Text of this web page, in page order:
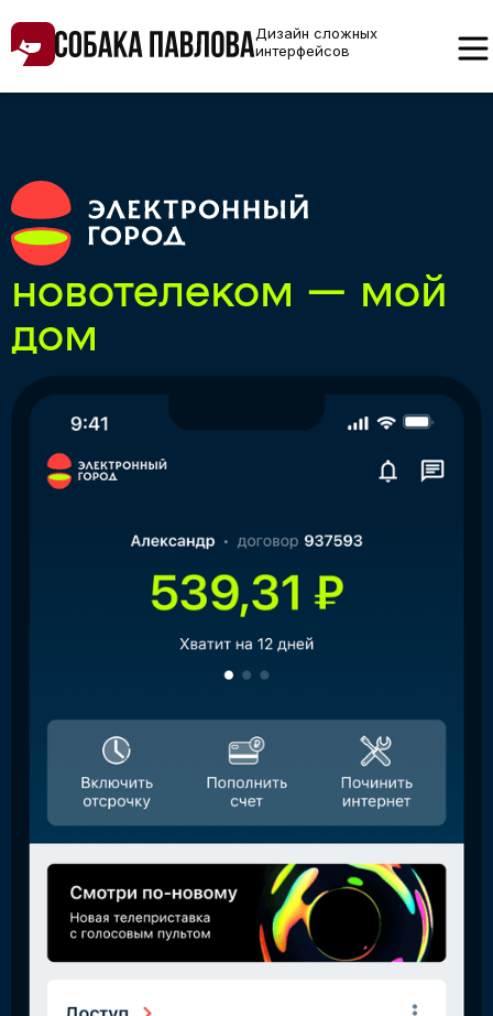
Дизайн сложных
интерфейсов
новотелеком — мой
дом